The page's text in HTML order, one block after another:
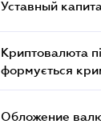
Уставный
Криптовалюта
формується
Обложение